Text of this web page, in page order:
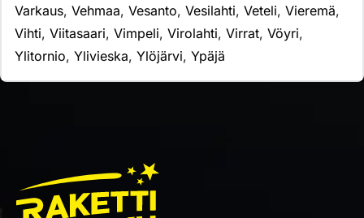
Varkaus, Vehmaa, Vesanto, Vesilahti, Veteli, Vieremä,
Vihti, Viitasaari, Vimpeli, Virolahti, Virrat, Vöyri,
Ylitornio, Ylivieska, Ylöjärvi, Ypäjä